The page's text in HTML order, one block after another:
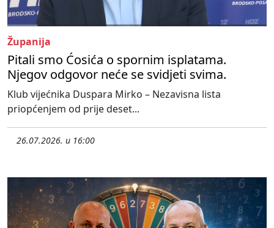
Županija
Pitali smo Ćosića o spornim isplatama.
Njegov odgovor neće se svidjeti svima.
Klub vijećnika Duspara Mirko – Nezavisna lista
priopćenjem od prije deset...
26.07.2026. u 16:00